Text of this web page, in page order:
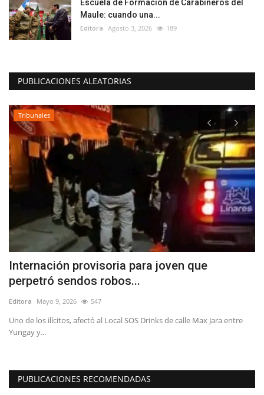
Escuela de Formación de Carabineros del
Maule: cuando una...
Editora Agosto 3, 2026 189
PUBLICACIONES ALEATORIAS
Tribunales
Internación provisoria para joven que
perpetró sendos robos...
Editora Mayo 9, 2026 547
Uno de los ilícitos, afectó al Local SOS Drinks de calle Max Jara entre
Yungay y...
PUBLICACIONES RECOMENDADAS